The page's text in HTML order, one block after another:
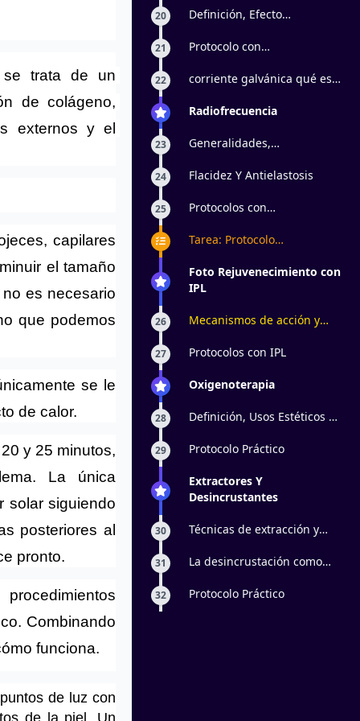
trata de un
de colágeno,
externos y el
capilares
el tamaño
es necesario
que podemos
se le
de calor.
y 25 minutos,
La única
solar siguiendo
posteriores al
pronto.
. Combinando
funciona.
de luz con
de la piel. Un
20
Definición, Efecto
21
Protocolo con
22
corriente galvánica qué es,
iontoforesis
Radiofrecuencia
23
Generalidades,
Contraindicaciones
24 Flacidez Y Antielastosis
25
Protocolos con
Tarea: Protocolo
Foto Rejuvenecimiento con
IPL
26
Mecanismos de acción y
27 Protocolos con IPL
Oxigenoterapia
28
Definición, Usos Estéticos y
29 Protocolo Práctico
Extractores Y
Desincrustantes
30
Técnicas de extracción y
31
La desincrustación como
higiene facial
32 Protocolo Práctico